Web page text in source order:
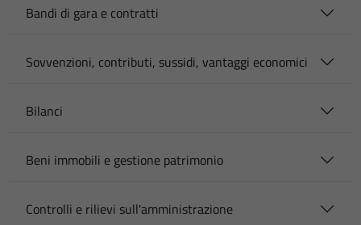
Bandi di gara e contratti
Sovvenzioni, contributi, sussidi, vantaggi economici
Bilanci
Beni immobili e gestione patrimonio
Controlli e rilievi sull'amministrazione